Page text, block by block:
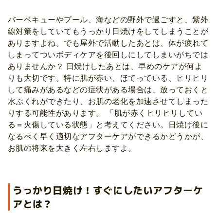
バーベキューやプール、海などの野外で過ごすと、紫外
線対策をしていてもうっかり日焼けをしてしまうことが
ありますよね。でも屋外で活動したあとは、体が疲れて
しまってついボディケアを後回しにしてしまいがちでは
ありませんか？ 日焼けしたあとは、早めのケアが何よ
りも大切です。特に肌が赤い、ほてっている、ヒリヒリ
して痛みがあるなどの症状がある場合は、放っておくと
水ぶくれができたり、お肌の老化を加速させてしまった
りする可能性があります。 「肌が赤くヒリヒリしてい
る＝火傷している状態」と考えてください。日焼け後に
なるべく早く適切なアフターケアができるかどうかが、
お肌の将来を大きく左右しますよ。
うっかり日焼け！すぐにしたいアフターケ
アとは？